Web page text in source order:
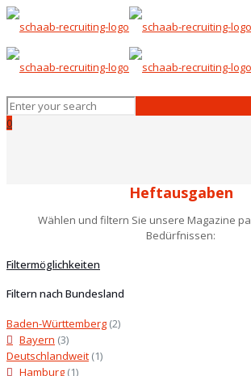
0
Heftausgaben
Wählen und filtern Sie unsere Magazine
Bedürfnissen:
Filtermöglichkeiten
Filtern nach Bundesland
Baden-Württemberg (2)
Bayern (3)
Deutschlandweit (1)
Hamburg (1)